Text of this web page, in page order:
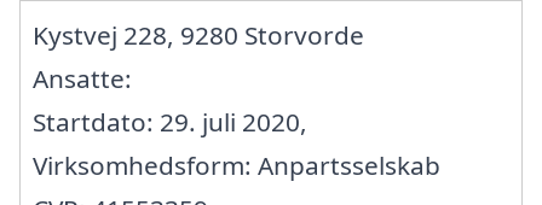
Kystvej 228, 9280 Storvorde
Ansatte:
Startdato: 29. juli 2020,
Virksomhedsform: Anpartsselskab